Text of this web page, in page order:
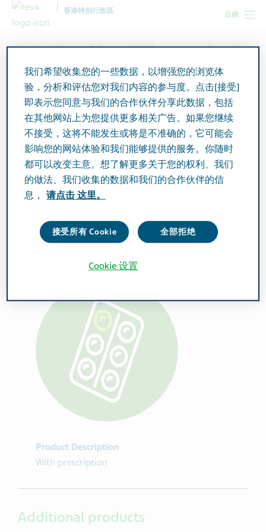
目錄
香港特別行政區
Hong Kong SAR 產品 产品目录
Lamotrin Dispersible
Lamotrin Dispersible
Tablets 100mg
Active Ingredient
Lamotrigine 100mg
Additional Info
Tablet
Product Description
With prescription
Additional products
我们希望收集您的一些数据，以增强您的浏览体
验，分析和评估您对我们内容的参与度。点击[接受]
即表示您同意与我们的合作伙伴分享此数据，包括
在其他网站上为您提供更多相关广告。如果您继续
不接受，这将不能发生或将是不准确的，它可能会
影响您的网站体验和我们能够提供的服务。你随时
都可以改变主意。想了解更多关于您的权利、我们
的做法、我们收集的数据和我们的合作伙伴的信
息，
请点击 这里。
接受所有 Cookie 全部拒绝
Cookie 设置